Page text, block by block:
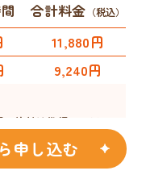
合計料金 （税込）
11,880円
9,240円
片付け代行、ベビ
児サポートを組み
申し込む